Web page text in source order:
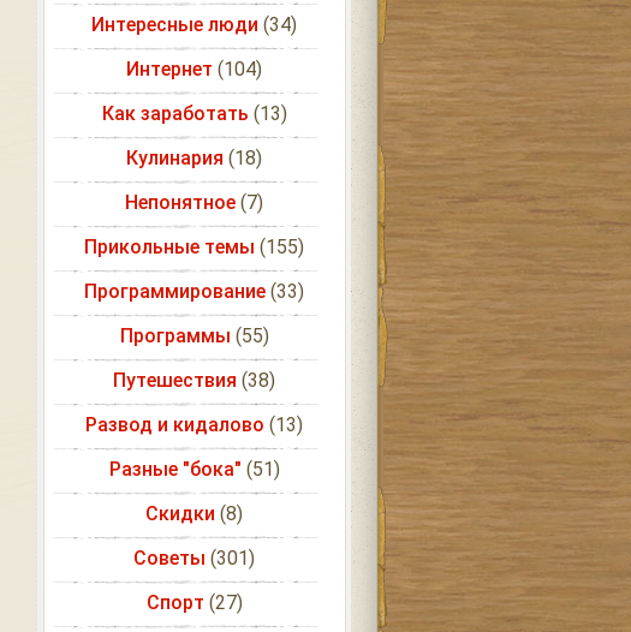
Интересные люди (34)
Интернет (104)
Как заработать (13)
Кулинария (18)
Непонятное (7)
Прикольные темы (155)
Программирование (33)
Программы (55)
Путешествия (38)
Развод и кидалово (13)
Разные "бока" (51)
Скидки (8)
Советы (301)
Спорт (27)